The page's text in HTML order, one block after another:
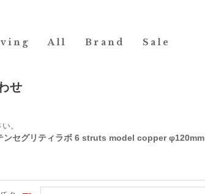
All Brand Sale
せ
。
ンセグリティラボ 6 struts model copper φ120mm